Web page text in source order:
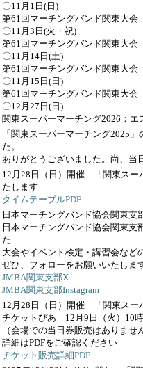
〇11月1日(日)
第61回マーチングバンド関東大会
〇11月3日(火・祝)
第61回マーチングバンド関東大会
〇11月14日(土)
第61回マーチングバンド関東大
〇11月15日(日)
第61回マーチングバンド関東大
〇12月27日(日)
関東スーパーマーチング2026：
「関東スーパーマーチング2025
た。
ありがとうございました。尚、当
12月28日（日）開催 「関東スー
たします
タイムテーブルPDF
日本マーチングバンド協会関東支
日本マーチングバンド協会関東支
た
大会やイベント検定・講習会など
ぜひ、フォローをお願いいたしま
JMBA関東支部X
JMBA関東支部Instagram
12月28日（日）開催 「関東スー
チケットぴあ 12月9日（火）10
（会場での当日券販売はありませ
詳細はPDFをご確認ください
チケット販売詳細PDF